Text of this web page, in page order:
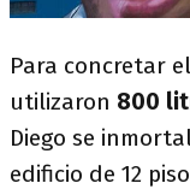
Para concretar
utilizaron 800
Diego se
edificio de 12